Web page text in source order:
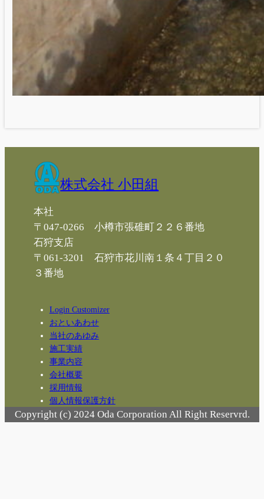
株式会社 小田組
本社
〒047-0266 小樽市張碓町２２６番地
石狩支店
〒061-3201 石狩市花川南１条４丁目２０
３番地
Login Customizer
おといあわせ
当社のあゆみ
施工実績
事業内容
会社概要
採用情報
個人情報保護方針
Copyright (c) 2024 Oda Corporation All Right Reservrd.